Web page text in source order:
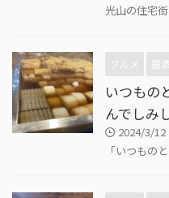
光山の住宅
グルメ 居
いつもの
んでしみ
2024/3/12
「いつもの